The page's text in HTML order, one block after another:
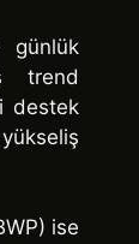
günlük
trend
destek
ise